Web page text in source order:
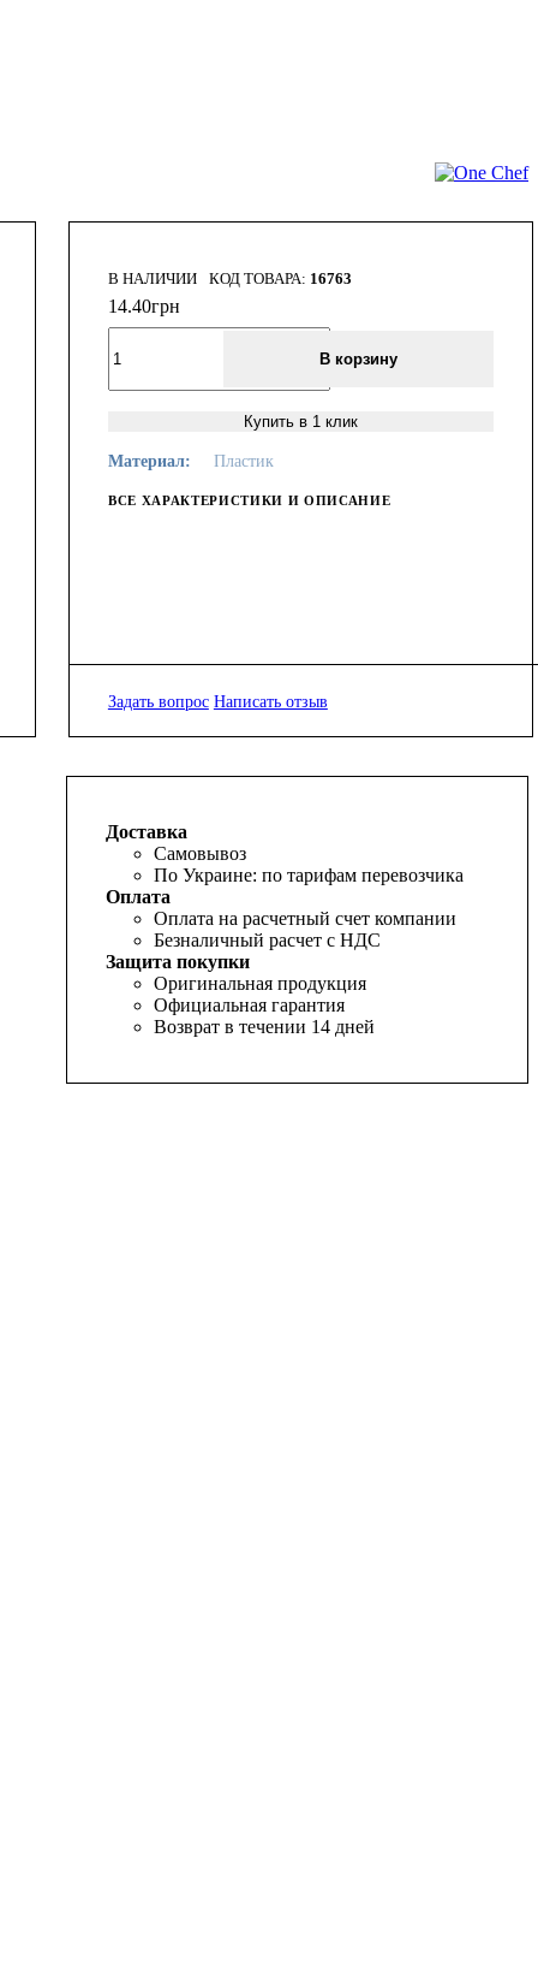
В НАЛИЧИИ 16763
14.40грн
В корзину
Купить в 1 клик
Материал: Пластик
ВСЕ ХАРАКТЕРИСТИКИ И ОПИСАНИЕ
Задать вопрос Написать отзыв
Доставка
Самовывоз
По Украине: по тарифам перевозчика
Оплата
Оплата на расчетный счет компании
Безналичный расчет с НДС
Защита покупки
Оригинальная продукция
Официальная гарантия
Возврат в течении 14 дней